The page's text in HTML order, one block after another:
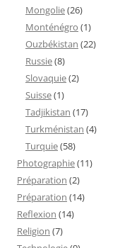
Mongolie(26)
Monténégro (1)
Ouzbékistan (22)
Russie(8)
Slovaquie(2)
Suisse(1)
Tadjikistan (17)
Turkménistan (4)
Turquie(58)
Photographie(11)
Préparation (2)
Préparation (14)
Reflexion (14)
Religion (7)